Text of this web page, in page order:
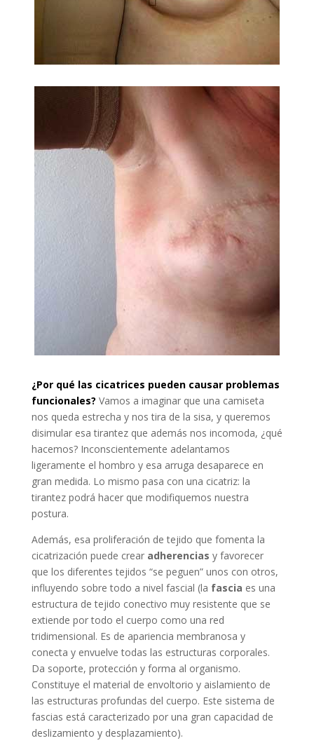
¿Por qué las cicatrices pueden causar problemas
funcionales? Vamos a imaginar que una camiseta
nos queda estrecha y nos tira de la sisa, y queremos
disimular esa tirantez que además nos incomoda, ¿qué
hacemos? Inconscientemente adelantamos
ligeramente el hombro y esa arruga desaparece en
gran medida. Lo mismo pasa con una cicatriz: la
tirantez podrá hacer que modifiquemos nuestra
postura.
Además, esa proliferación de tejido que fomenta la
cicatrización puede crear adherencias y favorecer
que los diferentes tejidos “se peguen” unos con otros,
influyendo sobre todo a nivel fascial (la fascia es una
estructura de tejido conectivo muy resistente que se
extiende por todo el cuerpo como una red
tridimensional. Es de apariencia membranosa y
conecta y envuelve todas las estructuras corporales.
Da soporte, protección y forma al organismo.
Constituye el material de envoltorio y aislamiento de
las estructuras profundas del cuerpo. Este sistema de
fascias está caracterizado por una gran capacidad de
deslizamiento y desplazamiento).